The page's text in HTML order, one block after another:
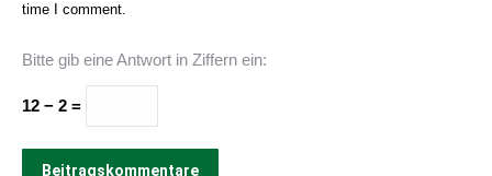
time I comment.
Bitte gib eine Antwort in Ziffern ein:
12 − 2 =
Beitragskommentare